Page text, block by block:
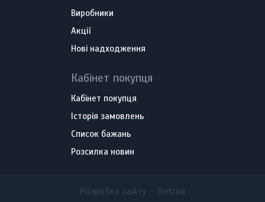
Виробники
Акції
Нові надходження
Кабінет покупця
Кабінет покупця
Історія замовлень
Список бажань
Розсилка новин
Розробка сайту - Dotrox